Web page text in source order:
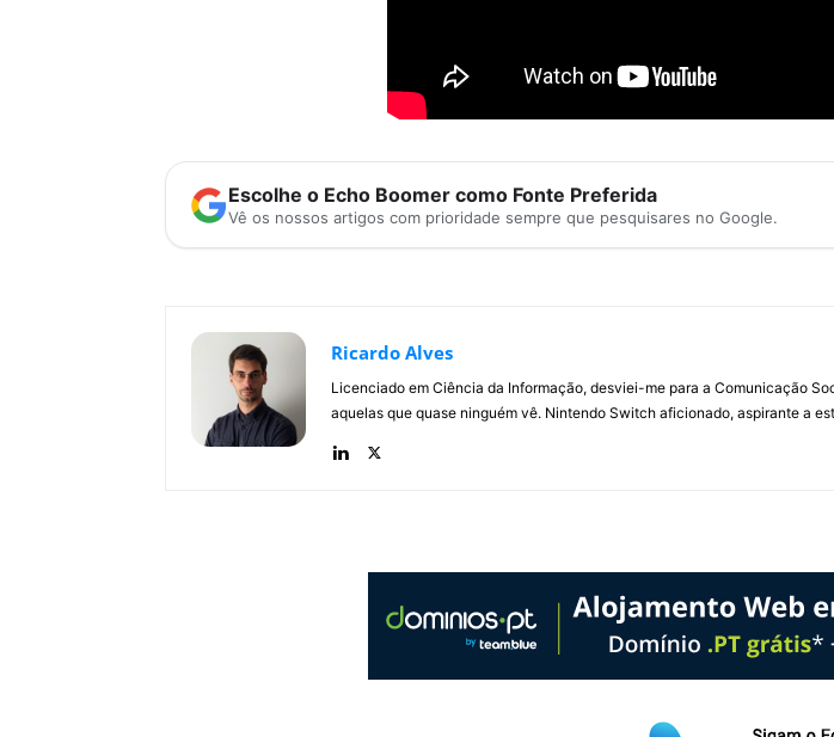
Escolhe o Echo Boomer como Fonte Preferida
Vê os nossos artigos com prioridade sempre que pesquisares no Google.
Ricardo Alves
Licenciado em Ciência da Informação, desviei-me para a Comunicação
aquelas que quase ninguém vê. Nintendo Switch aficionado, aspirante a